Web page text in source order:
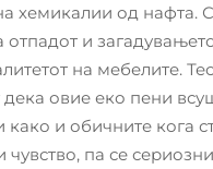
хемикалии од нафта.
отпадот и
на мебелите.
овие еко пени
како и обичните кога
чувство, па се